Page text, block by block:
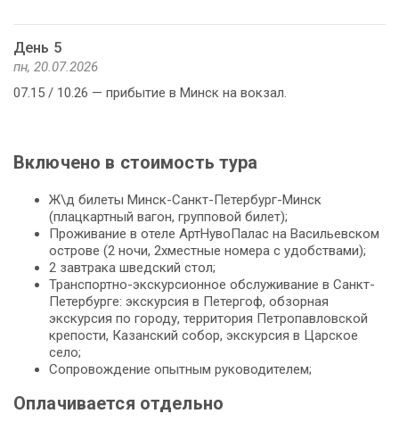
День 5
пн, 20.07.2026
07.15 / 10.26 — прибытие в Минск на вокзал.
Включено в стоимость тура
Ж\д билеты Минск-Санкт-Петербург-Минск
(плацкартный вагон, групповой билет);
Проживание в отеле АртНувоПалас на Васильевском
острове (2 ночи, 2хместные номера с удобствами);
2 завтрака шведский стол;
Транспортно-экскурсионное обслуживание в Санкт-
Петербурге: экскурсия в Петергоф, обзорная
экскурсия по городу, территория Петропавловской
крепости, Казанский собор, экскурсия в Царское
село;
Сопровождение опытным руководителем;
Оплачивается отдельно